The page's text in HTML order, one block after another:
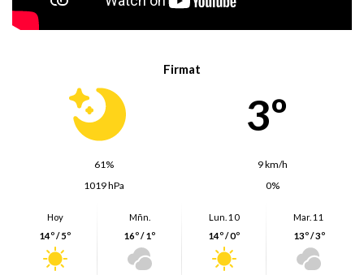
Firmat
3º
61%
9 km/h
1019 hPa
0%
Hoy
14º / 5º
Mñn.
16º / 1º
Lun. 10
14º / 0º
Mar. 11
13º / 3º